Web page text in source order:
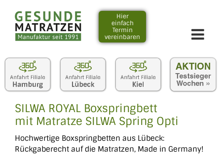
Inhalt
springen
Hier
einfach
Termin
vereinbaren
SILWA ROYAL Boxspringbett
mit Matratze SILWA Spring Opti
Hochwertige Boxspringbetten aus Lübeck:
Rückgaberecht auf die Matratzen, Made in Germany!